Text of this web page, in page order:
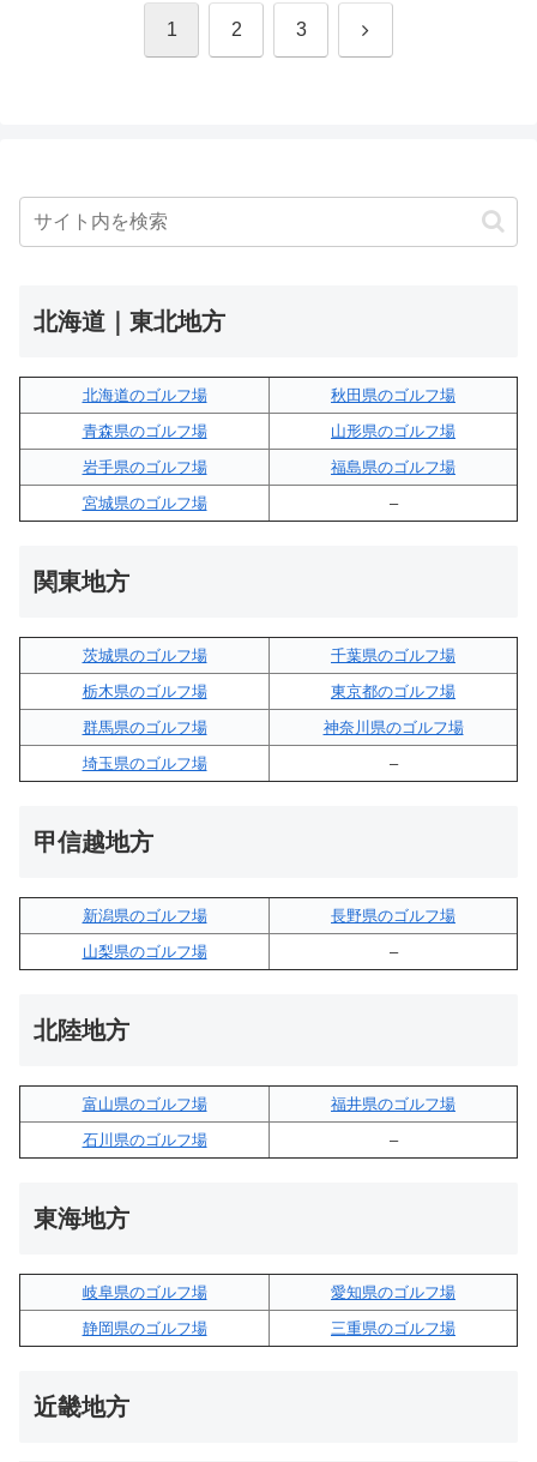
1 2 3 次
北海道｜東北地方
北海道のゴルフ場
秋田県のゴルフ場
青森県のゴルフ場
山形県のゴルフ場
岩手県のゴルフ場
福島県のゴルフ場
宮城県のゴルフ場
–
関東地方
茨城県のゴルフ場
千葉県のゴルフ場
栃木県のゴルフ場
東京都のゴルフ場
群馬県のゴルフ場
神奈川県のゴルフ場
埼玉県のゴルフ場
–
甲信越地方
新潟県のゴルフ場
長野県のゴルフ場
山梨県のゴルフ場
–
北陸地方
富山県のゴルフ場
福井県のゴルフ場
石川県のゴルフ場
–
東海地方
岐阜県のゴルフ場
愛知県のゴルフ場
静岡県のゴルフ場
三重県のゴルフ場
近畿地方